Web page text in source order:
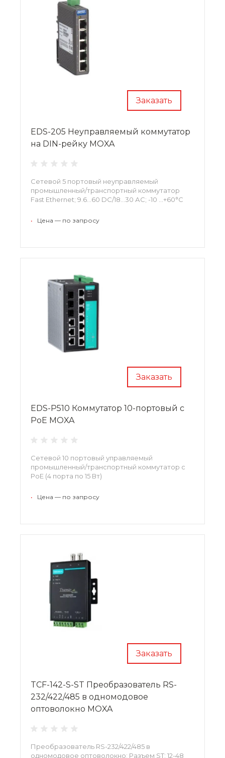
Заказать
EDS-205 Неуправляемый коммутатор
на DIN-рейку MOXA
Сетевой 5 портовый неуправляемый
промышленный/транспортный коммутатор
Fast Ethernet; 9.6...60 DC/18...30 АС; -10 ...+60°С
• Цена — по запросу
Заказать
EDS-P510 Коммутатор 10-портовый с
РоЕ MOXA
Сетевой 10 портовый управляемый
промышленный/транспортный коммутатор с
РоЕ (4 порта по 15 Вт)
• Цена — по запросу
Заказать
TCF-142-S-ST Преобразователь RS-
232/422/485 в одномодовое
оптоволокно MOXA
Преобразователь RS-232/422/485 в
одномодовое оптоволокно; Разъем ST; 12-48